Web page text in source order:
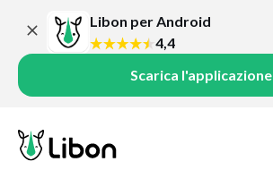
Libon per Android
4,4
Scarica l'applicazione